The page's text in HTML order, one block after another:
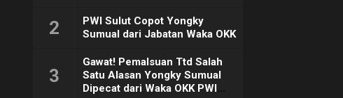
2
PWI Sulut Copot Yongky
Sumual dari Jabatan Waka OKK
3
Gawat! Pemalsuan Ttd Salah
Satu Alasan Yongky Sumual
Dipecat dari Waka OKK PWI